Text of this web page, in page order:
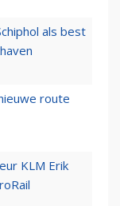
als best
route
KLM Erik